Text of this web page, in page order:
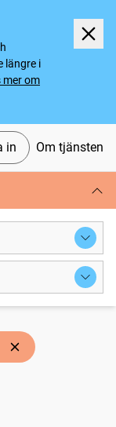
längre i
mer om
in Om tjänsten